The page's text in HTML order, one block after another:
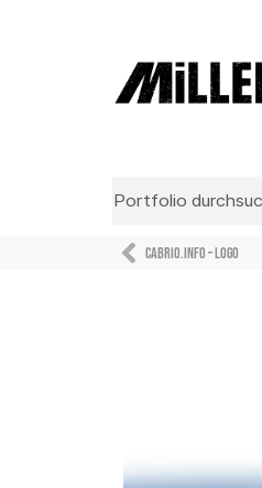
Cabrio.info – Logo